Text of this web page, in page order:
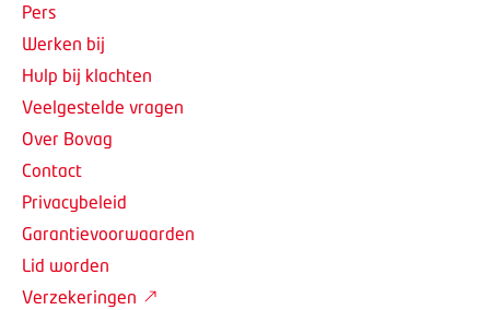
Pers
Werken bij
Hulp bij klachten
Veelgestelde vragen
Over Bovag
Contact
Privacybeleid
Garantievoorwaarden
Lid worden
Verzekeringen